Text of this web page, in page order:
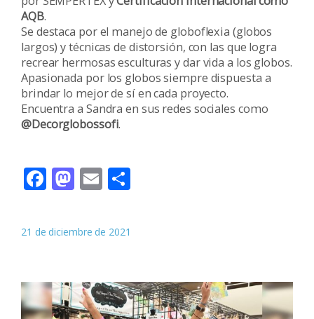
AQB.
Se destaca por el manejo de globoflexia (globos
largos) y técnicas de distorsión, con las que logra
recrear hermosas esculturas y dar vida a los globos.
Apasionada por los globos siempre dispuesta a
brindar lo mejor de sí en cada proyecto.
Encuentra a Sandra en sus redes sociales como
@Decorglobossofi.
Facebook
Mastodon
Email
21 de diciembre de 2021